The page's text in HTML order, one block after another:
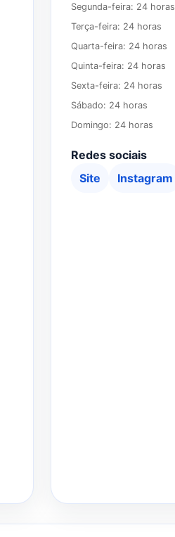
Segunda-feira: 24 horas
Terça-feira: 24 horas
Quarta-feira: 24 horas
Quinta-feira: 24 horas
Sexta-feira: 24 horas
Sábado: 24 horas
Domingo: 24 horas
Redes sociais
Site
Instagram